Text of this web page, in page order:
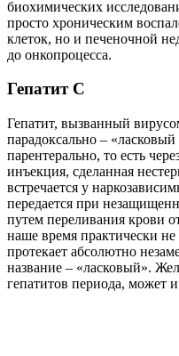
биохимических
просто хроническим
клеток, но и печеночной
до онкопроцесса.
Гепатит С
Гепатит, вызванный
парадоксально –
парентерально, то есть
инъекция, сделанная
встречается у
передается при
путем переливания крови
наше время практически не
протекает абсолютно
название – «ласковый».
гепатитов периода, может